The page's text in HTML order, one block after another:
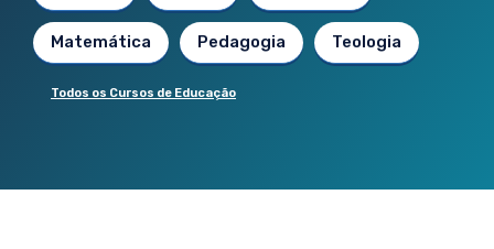
Matemática Pedagogia Teologia
Todos os Cursos de Educação